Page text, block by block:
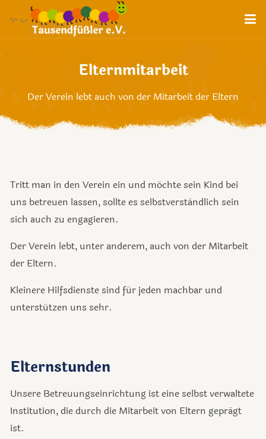
Elternmitarbeit
Der Verein lebt auch von der Mitarbeit der Eltern
Tritt man in den Verein ein und möchte sein Kind bei
uns betreuen lassen, sollte es selbstverständlich sein
sich auch zu engagieren.
Der Verein lebt, unter anderem, auch von der Mitarbeit
der Eltern.
Kleinere Hilfsdienste sind für jeden machbar und
unterstützen uns sehr.
Elternstunden
Unsere Betreuungseinrichtung ist eine selbst verwaltete
Institution, die durch die Mitarbeit von Eltern geprägt
ist.